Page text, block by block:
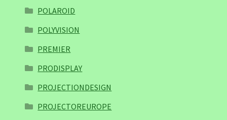
POLAROID
POLYVISION
PREMIER
PRODISPLAY
PROJECTIONDESIGN
PROJECTOREUROPE